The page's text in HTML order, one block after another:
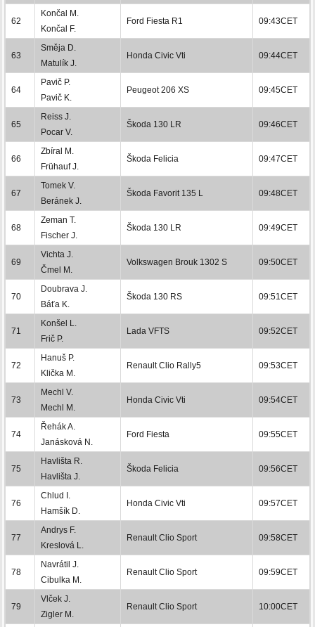
62
Končal M.
Končal F.
Ford Fiesta R1 09:43CET
63
Směja D.
Matulík J.
Honda Civic Vti 09:44CET
64
Pavič P.
Pavič K.
Peugeot 206 XS 09:45CET
65
Reiss J.
Pocar V.
Škoda 130 LR 09:46CET
66
Zbíral M.
Frühauf J.
Škoda Felicia 09:47CET
67
Tomek V.
Beránek J.
Škoda Favorit 135 L 09:48CET
68
Zeman T.
Fischer J.
Škoda 130 LR 09:49CET
69
Vichta J.
Čmel M.
Volkswagen Brouk 1302 S 09:50CET
70
Doubrava J.
Báťa K.
Škoda 130 RS 09:51CET
71
Konšel L.
Frič P.
Lada VFTS 09:52CET
72
Hanuš P.
Klička M.
Renault Clio Rally5 09:53CET
73
Mechl V.
Mechl M.
Honda Civic Vti 09:54CET
74
Řehák A.
Janásková N.
Ford Fiesta 09:55CET
75
Havlišta R.
Havlišta J.
Škoda Felicia 09:56CET
76
Chlud I.
Hamšík D.
Honda Civic Vti 09:57CET
77
Andrys F.
Kreslová L.
Renault Clio Sport 09:58CET
78
Navrátil J.
Cibulka M.
Renault Clio Sport 09:59CET
79
Vlček J.
Zigler M.
Renault Clio Sport 10:00CET